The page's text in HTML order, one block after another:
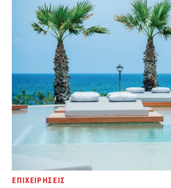
ΕΠΙΧΕΙΡΗΣΕΙΣ